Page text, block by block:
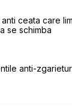
ceata care
se schimba
anti-